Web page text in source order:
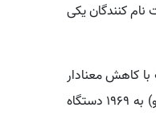
نام کنندگان یکی
کاهش معنادار
95 درصدی از 39,010 دستگاه در ابتدای بهمن 1403 (آغاز مدیریت بخش خصوصی در ایران‌خودرو) به 1969 دستگاه